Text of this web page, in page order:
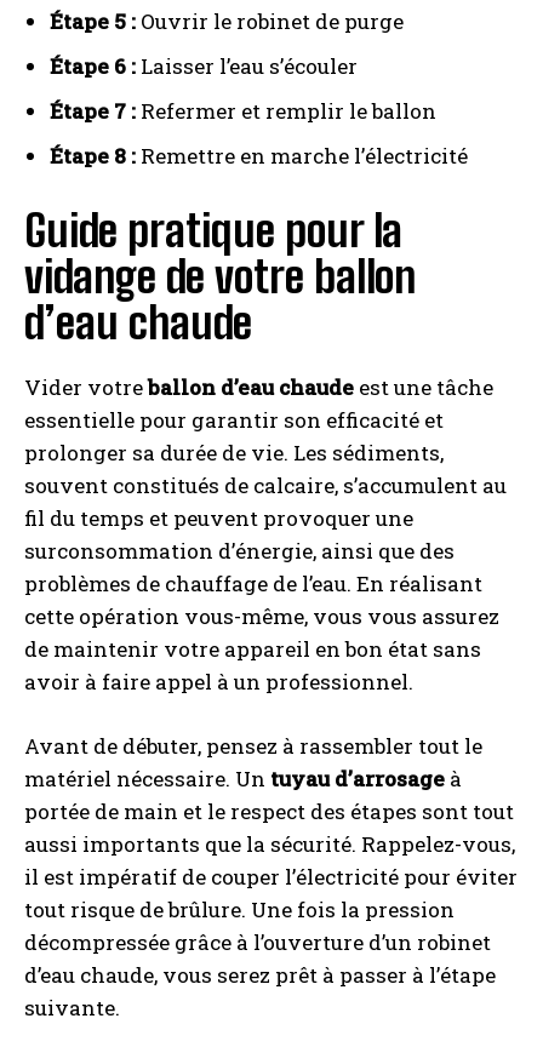
Étape 5 : Ouvrir le robinet de purge
Étape 6 : Laisser l’eau s’écouler
Étape 7 : Refermer et remplir le ballon
Étape 8 : Remettre en marche l’électricité
Guide pratique pour la
vidange de votre ballon
d’eau chaude
Vider votreballon d’eau chaude est une tâche
essentielle pour garantir son efficacité et
prolonger sa durée de vie. Les sédiments,
souvent constitués de calcaire, s’accumulent au
fil du temps et peuvent provoquer une
surconsommation d’énergie, ainsi que des
problèmes de chauffage de l’eau. En réalisant
cette opération vous-même, vous vous assurez
de maintenir votre appareil en bon état sans
avoir à faire appel à un professionnel.
Avant de débuter, pensez à rassembler tout le
matériel nécessaire. Un tuyau d’arrosage à
portée de main et le respect des étapes sont tout
aussi importants que la sécurité. Rappelez-vous,
il est impératif de couper l’électricité pour éviter
tout risque de brûlure. Une fois la pression
décompressée grâce à l’ouverture d’un robinet
d’eau chaude, vous serez prêt à passer à l’étape
suivante.